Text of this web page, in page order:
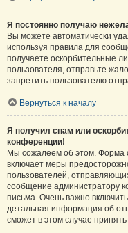
Я постоянно получаю
Вы можете автоматически
используя правила для
получаете оскорбительные
пользователя, отправьте
запретить пользователю
Вернуться к началу
Я получил спам или
конференции!
Мы сожалеем об этом. Форма
включает меры
пользователей,
сообщение администратору
письма. Очень важно
детальная информация об
сможет в этом случае